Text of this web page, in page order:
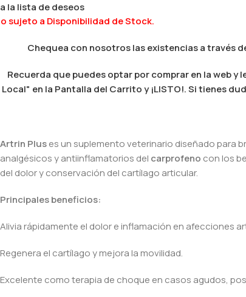
la lista de deseos
sujeto a Disponibilidad de Stock.
Chequea con nosotros las existencias a través
Recuerda que puedes optar por comprar en la web
Local" en la Pantalla del Carrito y ¡LISTO!. Si tienes
Artrin Pluses un suplemento veterinario diseñado para
analgésicos y antiinflamatorios del carprofeno con los
del dolor y conservación del cartílago articular.
Principales beneficios:
Alivia rápidamente el dolor e inflamación en afecciones
Regenera el cartílago y mejora la movilidad.
Excelente como terapia de choque en casos agudos,